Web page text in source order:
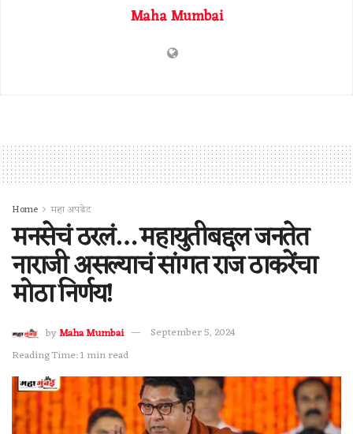
Maha Mumbai
Home महा अपडेट
मनसेचं ठरलं… महायुतीबद्दल जनतेत
नाराजी असल्याचं सांगत राज ठाकरेंचा
मोठा निर्णय!
byMaha Mumbai
September 5, 2024
Reading Time: 1 min read